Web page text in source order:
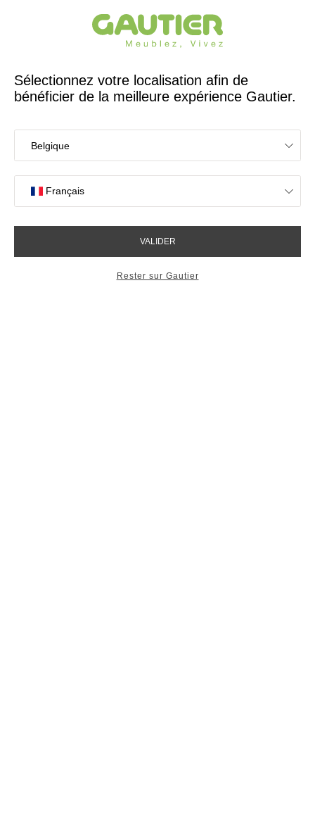
Créateur et fabricant français depuis 65 ans
Accueil Rangements Étagères murales